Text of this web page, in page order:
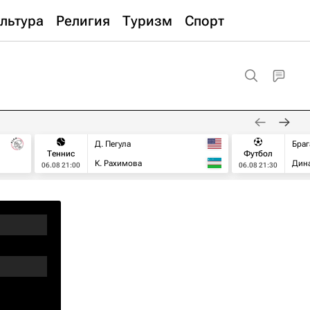
Религия Туризм Спорт
Теннис
06.08 21:00
Д. Пегула
К. Рахимова
Футбол
06.08 21:30